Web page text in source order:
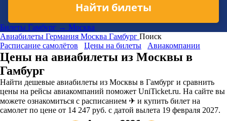
Найти билеты
Билеты Гамбург → Москва
Авиабилеты Германия Москва Гамбург Поиск
Расписание самолётов
Цены на билеты Авиакомпании
Цены на авиабилеты из Москвы в
Гамбург
Найти дешевые авиабилеты из Москвы в Гамбург и сравнить
цены на рейсы авиакомпаний поможет UniTicket.ru. На сайте вы
можете ознакомиться с расписанием ✈ и купить билет на
самолет по цене от 14 247 руб. с датой вылета 19 февраля 2027.